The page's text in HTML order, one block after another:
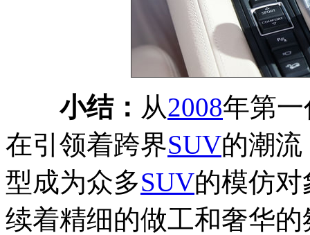
小结： 从2008年第一
在引领着跨界SUV的潮
型成为众多SUV的模仿
续着精细的做工和奢华